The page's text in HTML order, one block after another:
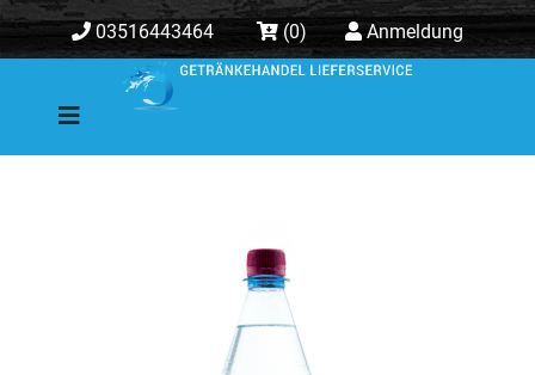
03516443464 (0) Anmeldung